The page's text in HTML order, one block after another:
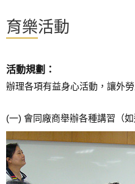
育樂活動
活動規劃：
辦理各項有益身心活動，讓外
(一) 會同廠商舉辦各種講習（